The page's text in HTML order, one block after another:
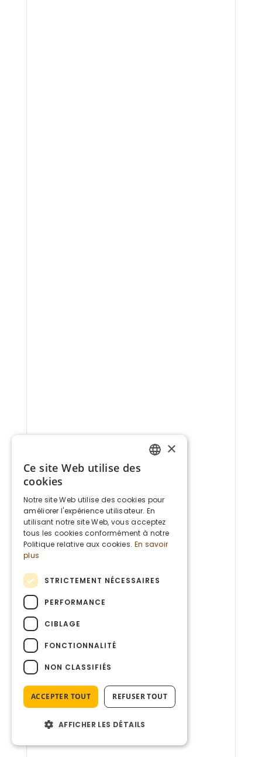
DUTCH
ENGLISH
×
Ce site Web utilise des
cookies
Notre site Web utilise des cookies pour
améliorer l'expérience utilisateur. En
utilisant notre site Web, vous acceptez
tous les cookies conformément à notre
Politique relative aux cookies. En savoir
plus
STRICTEMENT NÉCESSAIRES
PERFORMANCE
CIBLAGE
FONCTIONNALITÉ
NON CLASSIFIÉS
ACCEPTER TOUT REFUSER TOUT
AFFICHER LES DÉTAILS